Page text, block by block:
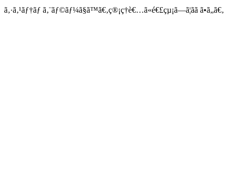
ã‚·ã‚¹ãƒ†ãƒ ã‚¨ãƒ©ãƒ¼ã§ã™ã€‚ç®¡ç†è€…ã«é€£çµ¡ã—ã¦ãã ã•ã„ã€‚